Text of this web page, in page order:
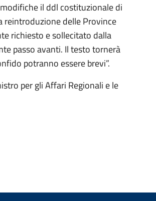
il ddl costituzionale di
reintroduzione delle Province
richiesto e sollecitato dalla
passo avanti. Il testo tornerà
potranno essere brevi”.
per gli Affari Regionali e le